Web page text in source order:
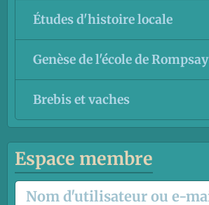
Études d'histoire locale
Genèse de l'école de Rompsay
Brebis et vaches
Espace membre